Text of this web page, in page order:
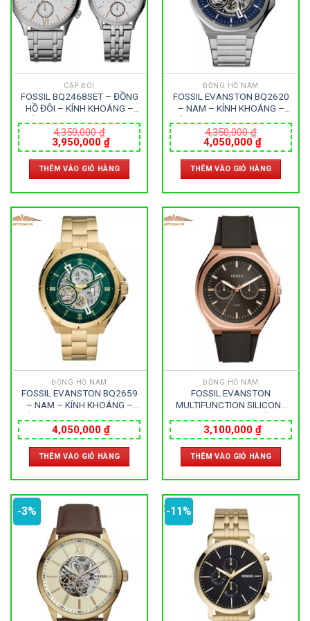
CẶP ĐÔI
FOSSIL BQ2468SET – ĐỒNG
HỒ ĐÔI – KÍNH KHOÁNG –
44&35 MM – MÁY HOA KỲ
4,350,000₫
Giá
gốc
là:
4,350,000 ₫.
3,950,000 ₫Giá
hiện
tại
là:
3,950,000 ₫.
THÊM VÀO GIỎ HÀNG
ĐỒNG HỒ NAM
FOSSIL EVANSTON BQ2620
– NAM – KÍNH KHOÁNG –
– SIZE 42MM – MÁY HOA KỲ
4,350,000₫
Giá
gốc
là:
4,350,000 ₫.
4,050,000 ₫Giá
hiện
tại
là:
THÊM VÀO GIỎ HÀNG
ĐỒNG HỒ NAM
FOSSIL EVANSTON BQ2659
– NAM – KÍNH KHOÁNG –
– SIZE 43MM – MÁY HOA KỲ
4,050,000 ₫
THÊM VÀO GIỎ HÀNG
ĐỒNG HỒ NAM
FOSSIL EVANSTON
MULTIFUNCTION SILICONE
KHOÁNG – DÂY CAO SU –
PIN – SIZE 42MM – MÁY
HOA KỲ
3,100,000 ₫
THÊM VÀO GIỎ HÀNG
-3% -11%